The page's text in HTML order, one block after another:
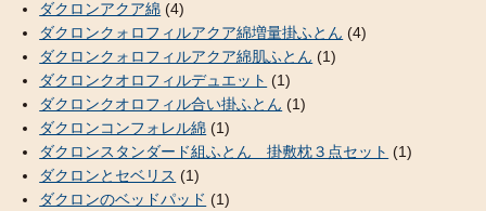
ダクロンアクア綿 (4)
ダクロンクォロフィルアクア綿増量掛ふとん (4)
ダクロンクォロフィルアクア綿肌ふとん (1)
ダクロンクオロフィルデュエット (1)
ダクロンクオロフィル合い掛ふとん (1)
ダクロンコンフォレル綿 (1)
ダクロンスタンダード組ふとん 掛敷枕３点セット (1)
ダクロンとセベリス (1)
ダクロンのベッドパッド (1)